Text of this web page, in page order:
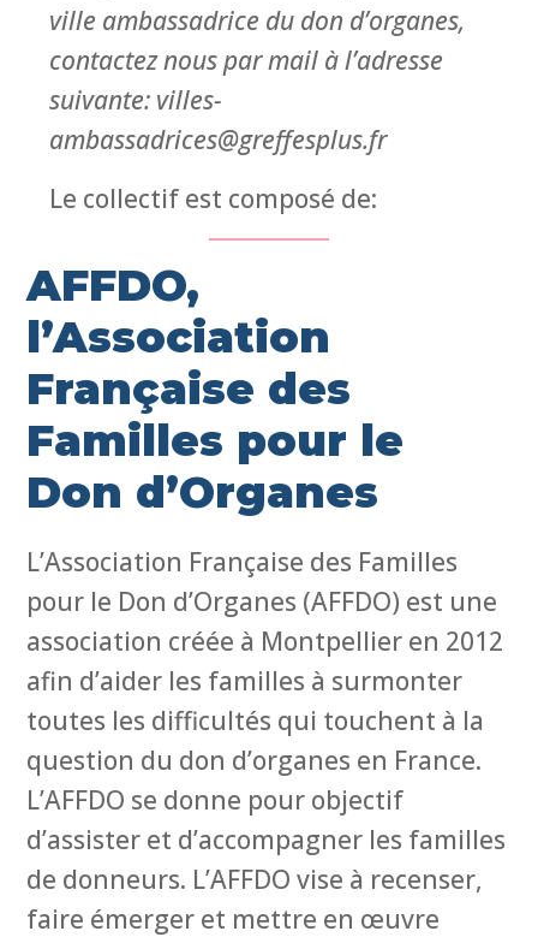
ville ambassadrice du don d’organes,
contactez nous par mail à l’adresse
suivante: villes-
ambassadrices@greffesplus.fr
Le collectif est composé de:
AFFDO,
l’Association
Française des
Familles pour le
Don d’Organes
L’Association Française des Familles
pour le Don d’Organes (AFFDO) est une
association créée à Montpellier en 2012
afin d’aider les familles à surmonter
toutes les difficultés qui touchent à la
question du don d’organes en France.
L’AFFDO se donne pour objectif
d’assister et d’accompagner les familles
de donneurs. L’AFFDO vise à recenser,
faire émerger et mettre en œuvre